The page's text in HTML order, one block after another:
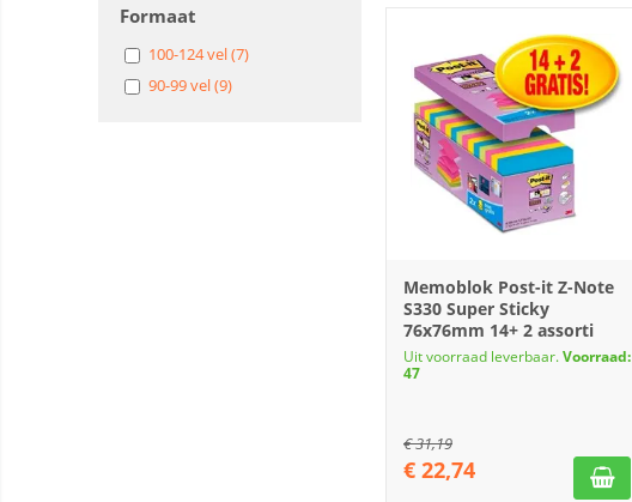
Formaat
100-124 vel (7)
90-99 vel (9)
Memoblok Post-it Z-Note
S330 Super Sticky
76x76mm 14+ 2 assorti
Uit voorraad leverbaar.Voorraad:
47
€31,19
€ 22,74